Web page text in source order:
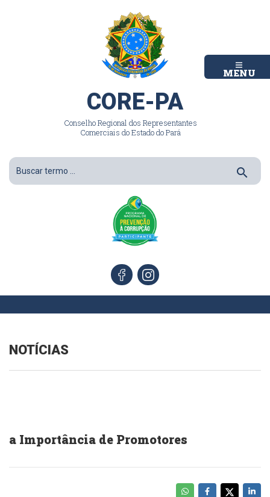
MENU
CORE-PA
Conselho Regional dos Representantes
Comerciais do Estado do Pará
search
NOTÍCIAS
a Importância de Promotores